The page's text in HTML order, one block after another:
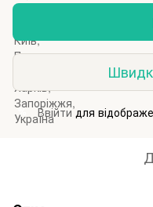
% Ввійтидля